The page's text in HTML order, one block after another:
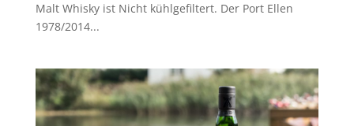
Malt Whisky ist Nicht kühlgefiltert. Der Port Ellen
1978/2014...